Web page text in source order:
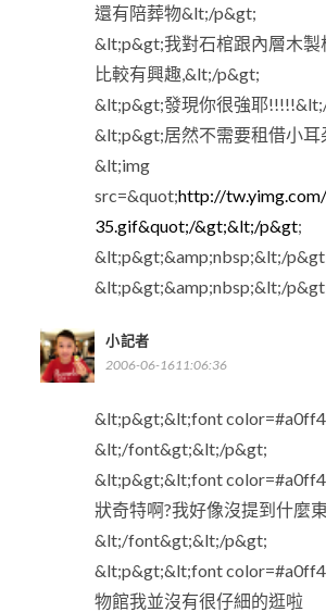
還有陪葬物&lt;/p&gt;
&lt;p&gt;我對石棺跟內層木製
比較有興趣,&lt;/p&gt;
&lt;p&gt;發現你很強耶
&lt;p&gt;居然不需要租借小耳
&lt;img
src=&quot;http://
35.gif&quot;/&gt;&lt;/p&gt;
&lt;p&gt;&amp;nbsp;&lt;/
&lt;p&gt;&amp;nbsp;&lt;/
小記者
2006-06-1611:06:36
&lt;p&gt;&lt;font
&lt;/font&gt;&lt;/p&gt;
&lt;p&gt;&lt;font
狀奇特啊?我好像沒提到什麼
&lt;/font&gt;&lt;/p&gt;
&lt;p&gt;&lt;font
物館我並沒有很仔細的逛啦